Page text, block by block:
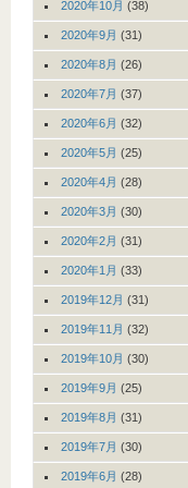
2020年10月 (38)
2020年9月 (31)
2020年8月 (26)
2020年7月 (37)
2020年6月 (32)
2020年5月 (25)
2020年4月 (28)
2020年3月 (30)
2020年2月 (31)
2020年1月 (33)
2019年12月 (31)
2019年11月 (32)
2019年10月 (30)
2019年9月 (25)
2019年8月 (31)
2019年7月 (30)
2019年6月 (28)